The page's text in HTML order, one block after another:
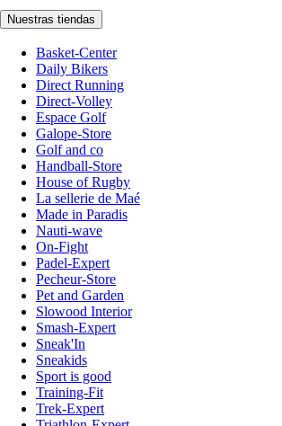
Nuestras tiendas
Basket-Center
Daily Bikers
Direct Running
Direct-Volley
Espace Golf
Galope-Store
Golf and co
Handball-Store
House of Rugby
La sellerie de Maé
Made in Paradis
Nauti-wave
On-Fight
Padel-Expert
Pecheur-Store
Pet and Garden
Slowood Interior
Smash-Expert
Sneak'In
Sneakids
Sport is good
Training-Fit
Trek-Expert